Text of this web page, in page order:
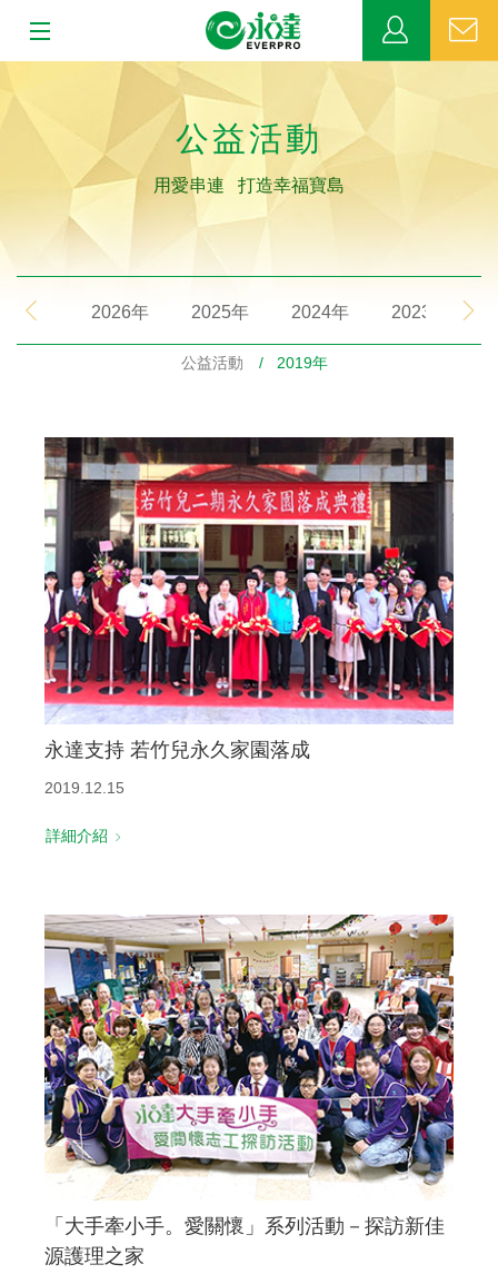
業務發展
MDRT
新聞中心
公益活動
網站連結
聯絡我們
2026年 2025年 2024年 2023年
公益活動
用愛串連 打造幸福寶島
公益活動 / 2019年
永達支持 若竹兒永久家園落成
2019.12.15
詳細介紹
「大手牽小手。愛關懷」系列活動－探訪新佳
源護理之家